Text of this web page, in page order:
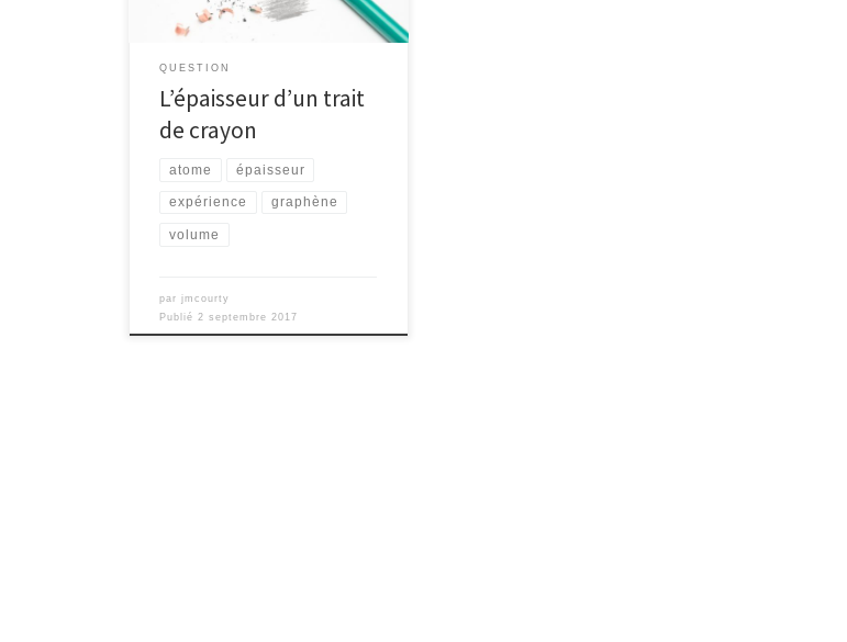
QUESTION
L’épaisseur d’un trait
de crayon
atome épaisseur
expérience graphène
volume
parjmcourty
Publié 2 septembre 2017